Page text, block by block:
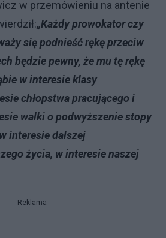
w przemówieniu na antenie
„Każdy prowokator czy
się podnieść rękę przeciw
będzie pewny, że mu tę rękę
w interesie klasy
chłopstwa pracującego i
walki o podwyższenie stopy
interesie dalszej
życia, w interesie naszej
Reklama